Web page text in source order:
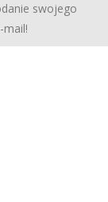
swojego